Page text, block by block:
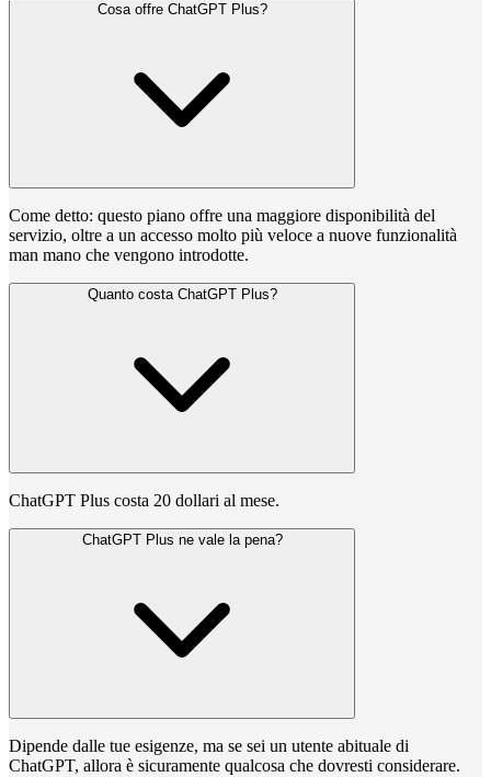
Cosa offre ChatGPT Plus?
Come detto: questo piano offre una maggiore disponibilità del
servizio, oltre a un accesso molto più veloce a nuove funzionalità
man mano che vengono introdotte.
Quanto costa ChatGPT Plus?
ChatGPT Plus costa 20 dollari al mese.
ChatGPT Plus ne vale la pena?
Dipende dalle tue esigenze, ma se sei un utente abituale di
ChatGPT, allora è sicuramente qualcosa che dovresti considerare.